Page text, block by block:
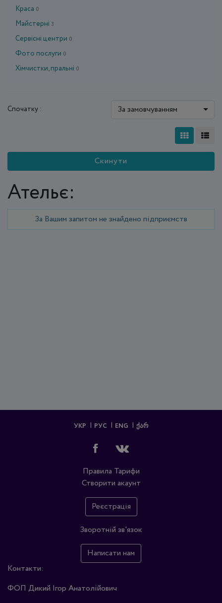
Краса 0
Майстерні 3
Сервісні центри 0
Фото послуги 0
Хімчистки, пральні 0
Спочатку : За замовчуванням
Скинути
Ательє:
За Вашим запитом не знайдено підприємств
УКР РУС ENG ᲥᲐᲠ
Правила Тарифи
Створити акаунт
Реєстрація
Зворотній зв'язок
Написати нам
Контакти:
ФОП Дикий Ігор Анатолійович